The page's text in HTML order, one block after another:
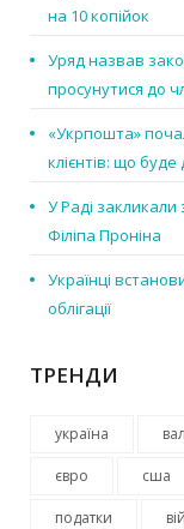
на 10 копійок
Уряд назвав
просунутися до
«Укрпошта»
клієнтів: що буде
У Раді закликали
Філіпа Проніна
Українці
облігації
ТРЕНДИ
україна
євро сша
податки